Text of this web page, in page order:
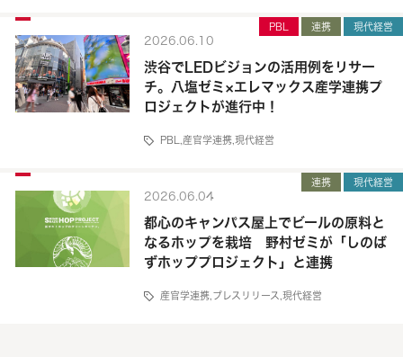
PBL 連携 現代経営
2026.06.10
渋谷でLEDビジョンの活用例をリサー
チ。八塩ゼミ×エレマックス産学連携プ
ロジェクトが進行中！
PBL 産官学連携 ,現代経営
連携 現代経営
2026.06.04
都心のキャンパス屋上でビールの原料と
なるホップを栽培 野村ゼミが「しのば
ずホッププロジェクト」と連携
産官学連携 プレスリリース ,現代経営